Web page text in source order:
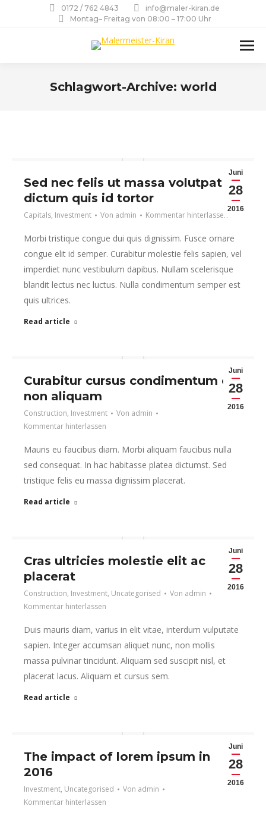
0172 / 762 4843
info@maler-kiran.de
Montag– Freitag von 08:00 – 17:00 Uhr
Schlagwort-Archive: world
Juni
28
2016
Sed nec felis ut massa volutpat
dictum quis id tortor
Capitals, Investment Von admin Kommentar hinterlassen
Morbi tristique congue dui quis dignissim. Fusce ornare
congue elit id semper. Curabitur molestie felis sapien, vel
imperdiet nunc vestibulum dapibus. Nullam scelerisque
blandit lectus nec luctus. Nulla condimentum semper est
quis ultrices.
Read article
Juni
28
2016
Curabitur cursus condimentum ex
non aliquam
Construction, Investment Von admin
Kommentar hinterlassen
Mauris eu faucibus diam. Morbi aliquam faucibus nulla
sed consequat. In hac habitasse platea dictumst. Sed
tristique felis eu massa dignissim placerat.
Read article
Juni
28
2016
Cras ultricies molestie elit ac
placerat
Construction, Investment, Uncategorised Von admin
Kommentar hinterlassen
Duis mauris diam, varius in elit vitae, interdum vulputate
sapien. Integer accumsan aliquet nunc, non mollis
massa pulvinar tincidunt. Aliquam sed suscipit nisl, et
placerat lacus. Aliquam et cursus sem.
Read article
Juni
28
2016
The impact of lorem ipsum in
2016
Investment, Uncategorised Von admin
Kommentar hinterlassen